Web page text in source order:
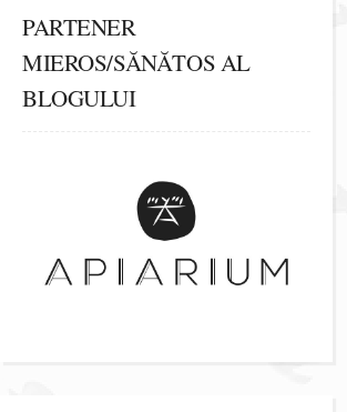
PARTENER
MIEROS/SĂNĂTOS AL
BLOGULUI